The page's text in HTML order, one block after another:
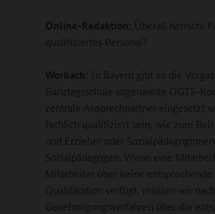
Online-Redaktion: Überall herrscht
qualifiziertes Personal?
Worbach: In Bayern gibt es die
Ganztagsschule sogenannte OGTS-
zentrale Ansprechpartner eingesetzt
fachlich qualifiziert sein, wie zum
und Erzieher oder
Sozialpädagogen. Wenn eine
Mitarbeiter über keine
Qualifikation verfügt, müssen wir
Genehmigungsverfahren über die